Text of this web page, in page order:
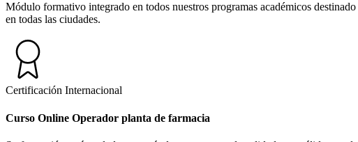
Módulo formativo integrado en todos nuestros programas académicos
en todas las ciudades.
Certificación Internacional
Curso Online Operador planta de farmacia